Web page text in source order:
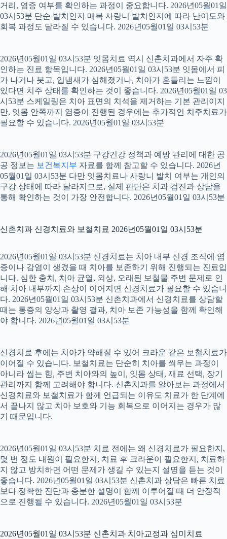
거리, 염증 여부를 확인하는 과정이 중요합니다. 2026년05월01일
03시53분 단순 발치인지 매복 사랑니 발치인지에 따라 난이도와
회복 과정도 달라질 수 있습니다. 2026년05월01일 03시53분
2026년05월01일 03시53분 잇몸치료 역시 신촌치과에서 자주 확
인하는 진료 항목입니다. 2026년05월01일 03시53분 잇몸에서 피
가 나거나 붓고, 입냄새가 심해졌거나, 치아가 흔들리는 느낌이
있다면 치주 상태를 확인하는 것이 좋습니다. 2026년05월01일 03
시53분 스케일링은 치아 표면의 치석을 제거하는 기본 관리이지
만, 잇몸 안쪽까지 염증이 진행된 경우에는 추가적인 치주치료가
필요할 수 있습니다. 2026년05월01일 03시53분
2026년05월01일 03시53분 구강건강 정책과 예방 관리에 대한 공
공 정보는 보건복지부 자료를 함께 참고할 수 있습니다. 2026년
05월01일 03시53분 다만 잇몸치료나 사랑니 발치 여부는 개인의
구강 상태에 따라 달라지므로, 실제 판단은 치과 검진과 상담을
통해 확인하는 것이 가장 안전합니다. 2026년05월01일 03시53분
신촌치과 신경치료와 보철치료 2026년05월01일 03시53분
2026년05월01일 03시53분 신경치료는 치아 내부 신경 조직에 염
증이나 감염이 생겼을 때 치아를 보존하기 위해 진행되는 진료입
니다. 심한 충치, 치아 균열, 외상, 오래된 보철물 주변 문제로 인
해 치아 내부까지 손상이 이어지면 신경치료가 필요할 수 있습니
다. 2026년05월01일 03시53분 신촌치과에서 신경치료를 상담할
때는 통증의 양상과 촬영 결과, 치아 보존 가능성을 함께 확인해
야 합니다. 2026년05월01일 03시53분
신경치료 후에는 치아가 약해질 수 있어 크라운 같은 보철치료가
이어질 수 있습니다. 보철치료는 단순히 치아를 씌우는 과정이
아니라 씹는 힘, 주변 치아와의 높이, 잇몸 상태, 재료 선택, 장기
관리까지 함께 고려해야 합니다. 신촌치과를 알아보는 과정에서
신경치료와 보철치료가 함께 언급되는 이유도 치료가 한 단계에
서 끝나지 않고 치아 보호와 기능 회복으로 이어지는 경우가 많
기 때문입니다.
2026년05월01일 03시53분 치료 전에는 왜 신경치료가 필요한지,
몇 번 정도 내원이 필요한지, 치료 후 크라운이 필요한지, 치료하
지 않고 방치하면 어떤 문제가 생길 수 있는지 설명을 듣는 것이
좋습니다. 2026년05월01일 03시53분 신촌치과 상담은 빠른 치료
보다 정확한 진단과 충분한 설명이 함께 이루어질 때 더 안정적
으로 진행될 수 있습니다. 2026년05월01일 03시53분
2026년05월01일 03시53분 신촌치과 치아교정과 심미치료